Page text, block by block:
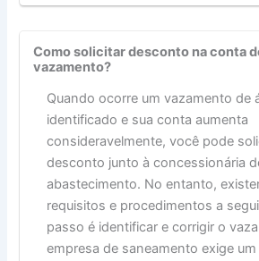
Como solicitar desconto na conta
vazamento?
Quando ocorre um vazamento de
identificado e sua conta aumenta
consideravelmente, você pode
desconto junto à concessionária
abastecimento. No entanto,
requisitos e procedimentos a
passo é identificar e corrigir o
empresa de saneamento exige